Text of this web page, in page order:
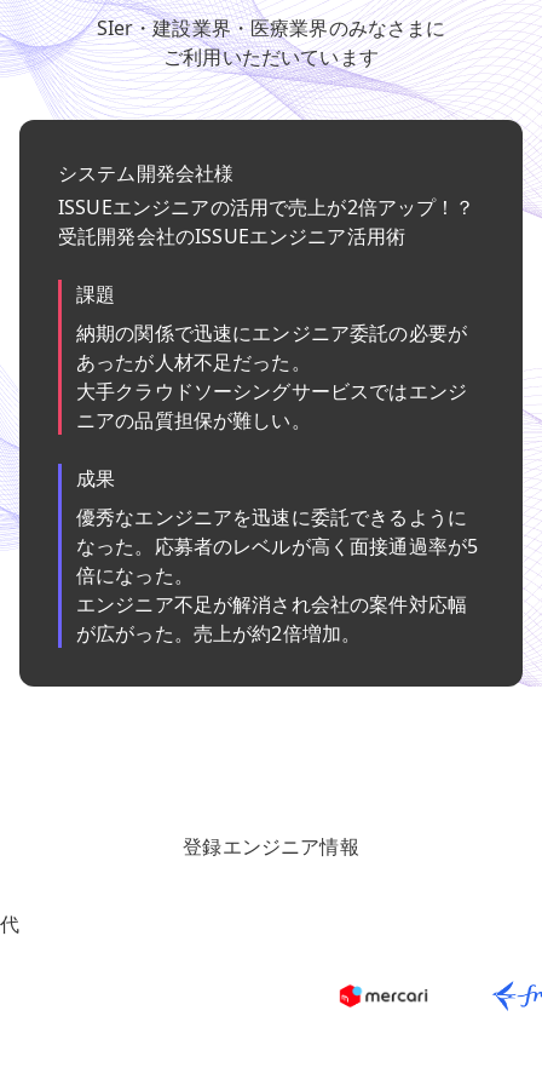
SIer・建設業界・医療業界のみなさまに
ご利用いただいています
システム開発会社様
ISSUEエンジニアの活用で売上が2倍アップ！？
受託開発会社のISSUEエンジニア活用術
課題
納期の関係で迅速にエンジニア委託の必要が
あったが人材不足だった。
大手クラウドソーシングサービスではエンジ
ニアの品質担保が難しい。
成果
優秀なエンジニアを迅速に委託できるように
なった。応募者のレベルが高く面接通過率が5
倍になった。
エンジニア不足が解消され会社の案件対応幅
が広がった。売上が約2倍増加。
登録エンジニア情報